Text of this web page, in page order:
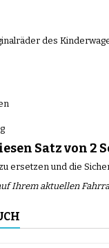
des
Satz von 2
ersetzen und die
Ihrem aktuellen